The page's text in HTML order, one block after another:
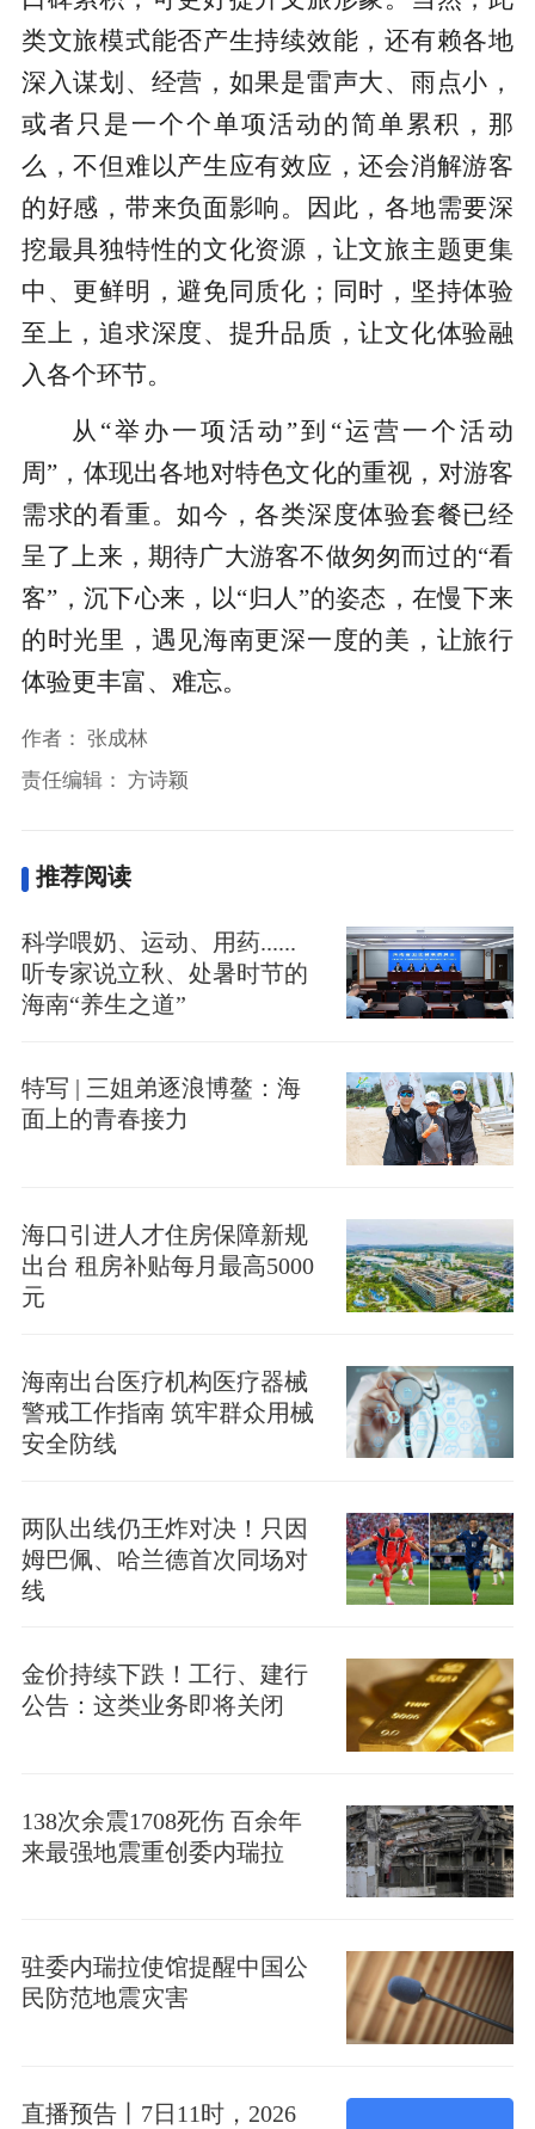
类文旅模式能否产生持续效能，还有赖各地
深入谋划、经营，如果是雷声大、雨点小，
或者只是一个个单项活动的简单累积，那
么，不但难以产生应有效应，还会消解游客
的好感，带来负面影响。因此，各地需要深
挖最具独特性的文化资源，让文旅主题更集
中、更鲜明，避免同质化；同时，坚持体验
至上，追求深度、提升品质，让文化体验融
入各个环节。
从“举办一项活动”到“运营一个活动
周”，体现出各地对特色文化的重视，对游客
需求的看重。如今，各类深度体验套餐已经
呈了上来，期待广大游客不做匆匆而过的“看
客”，沉下心来，以“归人”的姿态，在慢下来
的时光里，遇见海南更深一度的美，让旅行
体验更丰富、难忘。
作者： 张成林
责任编辑： 方诗颖
推荐阅读
科学喂奶、运动、用药......
听专家说立秋、处暑时节的
海南“养生之道”
特写 | 三姐弟逐浪博鳌：海
面上的青春接力
海口引进人才住房保障新规
出台 租房补贴每月最高5000
元
海南出台医疗机构医疗器械
警戒工作指南 筑牢群众用械
安全防线
两队出线仍王炸对决！只因
姆巴佩、哈兰德首次同场对
线
金价持续下跌！工行、建行
公告：这类业务即将关闭
138次余震1708死伤 百余年
来最强地震重创委内瑞拉
驻委内瑞拉使馆提醒中国公
民防范地震灾害
直播预告丨7日11时，2026